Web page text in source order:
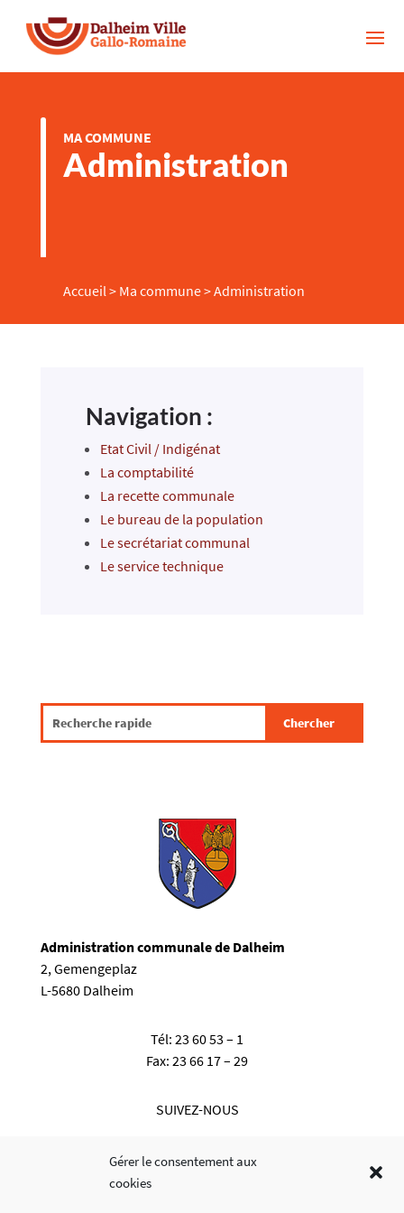
Gérer le consentement aux
cookies
MA COMMUNE
Administration
Accueil > Ma commune>Administration
Navigation :
Etat Civil / Indigénat
La comptabilité
La recette communale
Le bureau de la population
Le secrétariat communal
Le service technique
Administration communale de Dalheim
2, Gemengeplaz
L-5680 Dalheim
Tél:23 60 53 – 1
Fax:23 66 17 – 29
SUIVEZ-NOUS